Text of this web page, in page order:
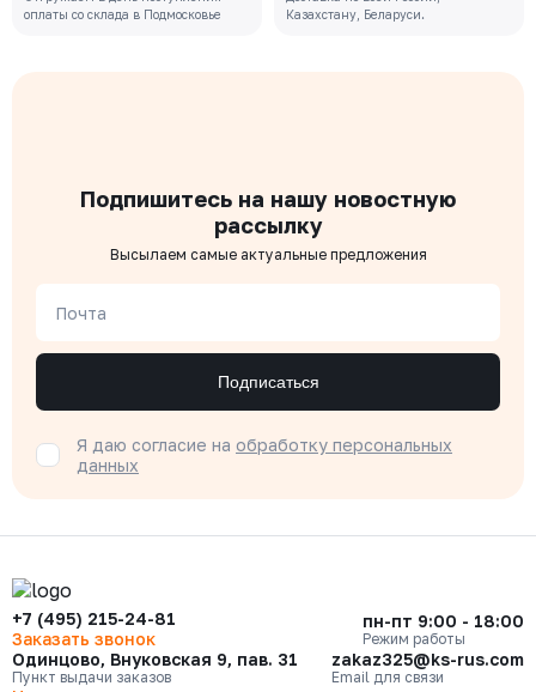
оплаты со склада в Подмосковье
Казахстану, Беларуси.
Подпишитесь на нашу новостную
рассылку
Высылаем самые актуальные предложения
Почта
Подписаться
Я даю согласие на обработку персональных
данных
+7 (495) 215-24-81
Заказать звонок
пн-пт 9:00 - 18:00
Режим работы
Одинцово, Внуковская 9, пав. 31
Пункт выдачи заказов
zakaz325@ks-rus.com
Email для связи